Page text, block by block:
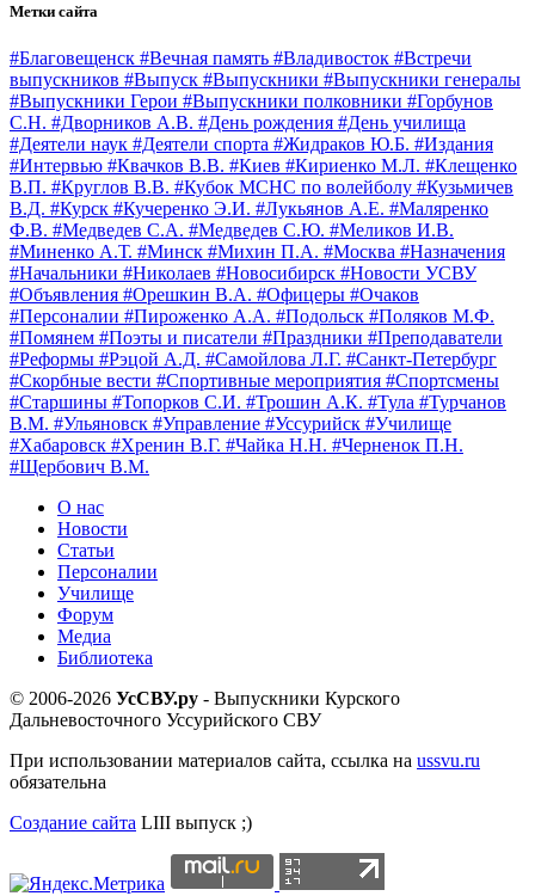
Метки сайта
#Благовещенск #Вечная память #Владивосток #Встречи
выпускников #Выпуск #Выпускники #Выпускники генералы
#Выпускники Герои #Выпускники полковники #Горбунов
С.Н. #Дворников А.В. #День рождения #День училища
#Деятели наук #Деятели спорта #Жидраков Ю.Б. #Издания
#Интервью #Квачков В.В. #Киев #Кириенко М.Л. #Клещенко
В.П. #Круглов В.В. #Кубок МСНС по волейболу #Кузьмичев
В.Д. #Курск #Кучеренко Э.И. #Лукьянов А.Е. #Маляренко
Ф.В. #Медведев С.А. #Медведев С.Ю. #Меликов И.В.
#Миненко А.Т. #Минск #Михин П.А. #Москва #Назначения
#Начальники #Николаев #Новосибирск #Новости УСВУ
#Объявления #Орешкин В.А. #Офицеры #Очаков
#Персоналии #Пироженко А.А. #Подольск #Поляков М.Ф.
#Помянем #Поэты и писатели #Праздники #Преподаватели
#Реформы #Рэцой А.Д. #Самойлова Л.Г. #Санкт-Петербург
#Скорбные вести #Спортивные мероприятия #Спортсмены
#Старшины #Топорков С.И. #Трошин А.К. #Тула #Турчанов
В.М. #Ульяновск #Управление #Уссурийск #Училище
#Хабаровск #Хренин В.Г. #Чайка Н.Н. #Черненок П.Н.
#Щербович В.М.
О нас
Новости
Статьи
Персоналии
Училище
Форум
Медиа
Библиотека
© 2006-2026 УсСВУ.ру - Выпускники Курского
Дальневосточного Уссурийского СВУ
При использовании материалов сайта, ссылка на ussvu.ru
обязательна
Создание сайта LIII выпуск ;)